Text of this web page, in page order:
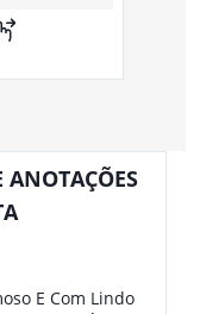
ANOTAÇÕES
E Com Lindo